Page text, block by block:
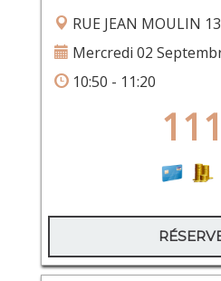
RUE JEAN MOULIN 13
Mercredi 02
10:50 - 11:20